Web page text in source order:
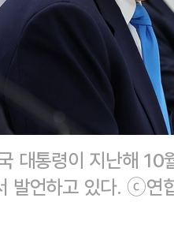
대통령이 지난해
발언하고 있다. ⓒ연